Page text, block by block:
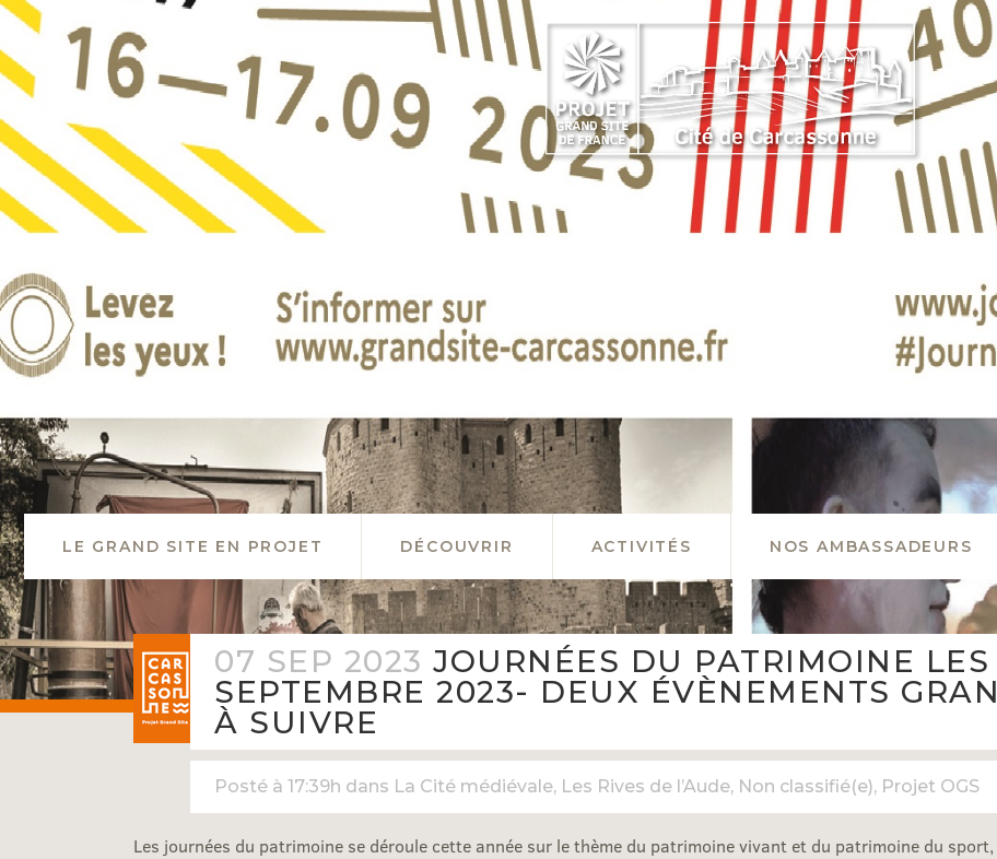
LE GRAND SITE EN PROJET DÉCOUVRIR ACTIVITÉS NOS AMBASSADEURS
07 SEP 2023 JOURNÉES DU PATRIMOINE LES
SEPTEMBRE 2023- DEUX ÉVÈNEMENTS
À SUIVRE
Posté à 17:39h dans La Cité médiévale, Les Rives de l’Aude, Non classifié(e), Projet OGS
Les journées du patrimoine se déroule cette année sur le thème du patrimoine vivant et du patrimoine du sport,